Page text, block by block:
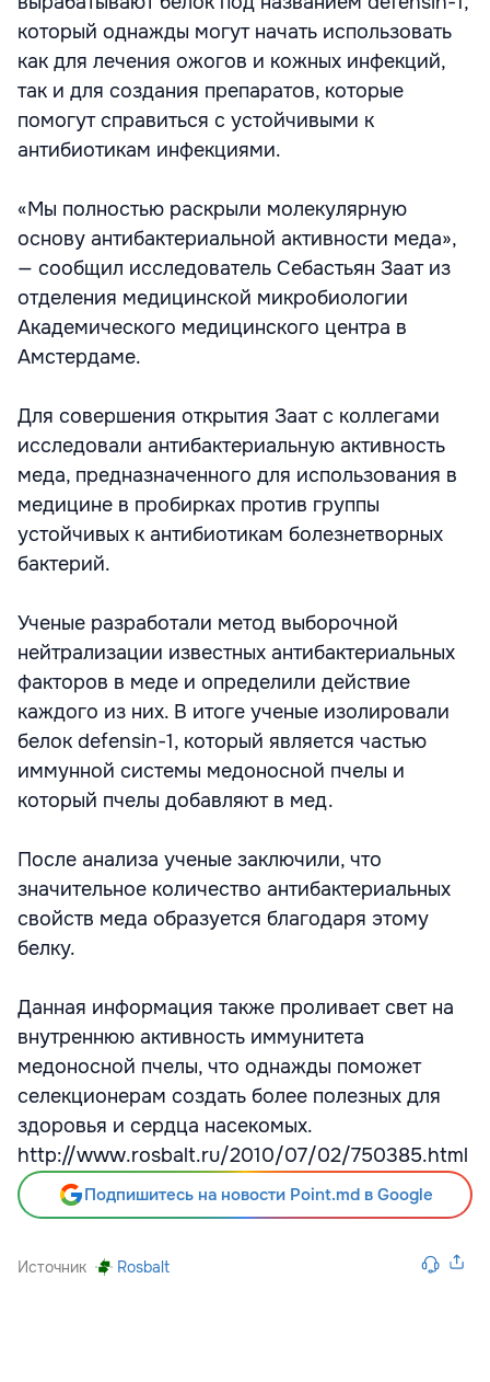
который однажды могут начать использовать
как для лечения ожогов и кожных инфекций,
так и для создания препаратов, которые
помогут справиться с устойчивыми к
антибиотикам инфекциями.
«Мы полностью раскрыли молекулярную
основу антибактериальной активности меда»,
— сообщил исследователь Себастьян Заат из
отделения медицинской микробиологии
Академического медицинского центра в
Амстердаме.
Для совершения открытия Заат с коллегами
исследовали антибактериальную активность
меда, предназначенного для использования в
медицине в пробирках против группы
устойчивых к антибиотикам болезнетворных
бактерий.
Ученые разработали метод выборочной
нейтрализации известных антибактериальных
факторов в меде и определили действие
каждого из них. В итоге ученые изолировали
белок defensin-1, который является частью
иммунной системы медоносной пчелы и
который пчелы добавляют в мед.
После анализа ученые заключили, что
значительное количество антибактериальных
свойств меда образуется благодаря этому
белку.
Данная информация также проливает свет на
внутреннюю активность иммунитета
медоносной пчелы, что однажды поможет
селекционерам создать более полезных для
здоровья и сердца насекомых.
http://www.rosbalt.ru/2010/07/02/750385.html
Подпишитесь на новости Point.md в Google
Источник Rosbalt